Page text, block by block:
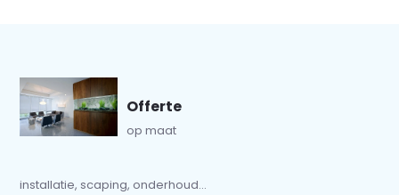
Offerte
op maat
installatie, scaping, onderhoud...